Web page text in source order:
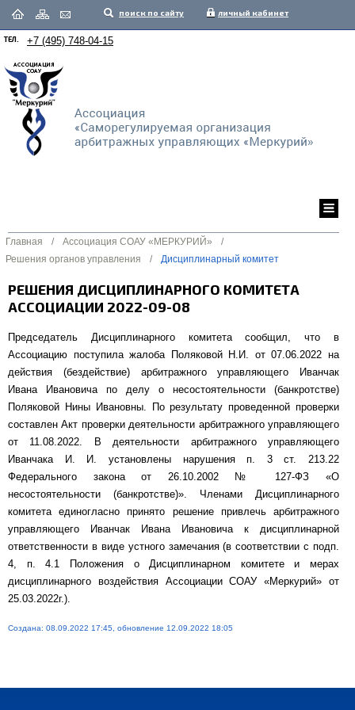
поиск по сайту личный кабинет
ТЕЛ. +7 (495) 748-04-15
Главная / Ассоциация СОАУ «МЕРКУРИЙ»
/
Решения органов управления
/ Дисциплинарный комитет
РЕШЕНИЯ ДИСЦИПЛИНАРНОГО КОМИТЕТА
АССОЦИАЦИИ 2022-09-08
Председатель Дисциплинарного комитета сообщил, что в
Ассоциацию поступила жалоба Поляковой Н.И. от 07.06.2022 на
действия (бездействие) арбитражного управляющего Иванчак
Ивана Ивановича по делу о несостоятельности (банкротстве)
Поляковой Нины Ивановны. По результату проведенной проверки
составлен Акт проверки деятельности арбитражного управляющего
от 11.08.2022. В деятельности арбитражного управляющего
Иванчака И. И. установлены нарушения п. 3 ст. 213.22
Федерального закона от 26.10.2002 № 127-ФЗ «О
несостоятельности (банкротстве)». Членами Дисциплинарного
комитета единогласно принято решение привлечь арбитражного
управляющего Иванчак Ивана Ивановича к дисциплинарной
ответственности в виде устного замечания (в соответствии с подп.
4, п. 4.1 Положения о Дисциплинарном комитете и мерах
дисциплинарного воздействия Ассоциации СОАУ «Меркурий» от
25.03.2022г.).
Создана: 08.09.2022 17:45, обновление 12.09.2022 18:05